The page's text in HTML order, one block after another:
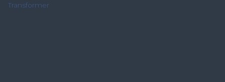
Transformer